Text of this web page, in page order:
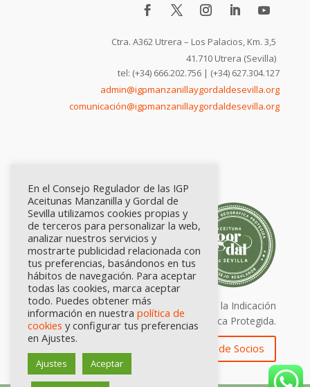
Ctra. A362 Utrera – Los Palacios, Km. 3,5
41.710 Utrera (Sevilla)
tel: (+34) 666.202.756 | (+34) 627.304.127
admin@igpmanzanillaygordaldesevilla.org
comunicación@igpmanzanillaygordaldesevilla.org
Calidad certificada por Origen. Sellos de la Indicación
Geográfica Protegida.
Zona de Socios
En el Consejo Regulador de las IGP
Aceitunas Manzanilla y Gordal de
Sevilla utilizamos cookies propias y
de terceros para personalizar la web,
analizar nuestros servicios y
mostrarte publicidad relacionada con
tus preferencias, basándonos en tus
hábitos de navegación. Para aceptar
todas las cookies, marca aceptar
todo. Puedes obtener más
información en nuestra política de
cookies y configurar tus preferencias
en Ajustes.
Ajustes Aceptar